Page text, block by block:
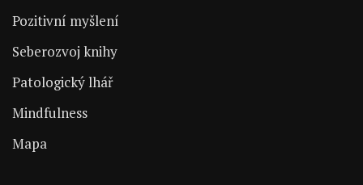
Pozitivní myšlení
Seberozvoj knihy
Patologický lhář
Mindfulness
Mapa